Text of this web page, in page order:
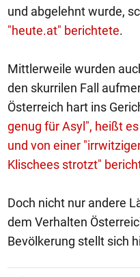
und abgelehnt wurde,
"heute.at" berichtete.
Mittlerweile wurden
den skurrilen Fall
Österreich hart ins
genug für Asyl", heißt
und von einer
Klischees strotzt"
Doch nicht nur andere
dem Verhalten
Bevölkerung stellt sich